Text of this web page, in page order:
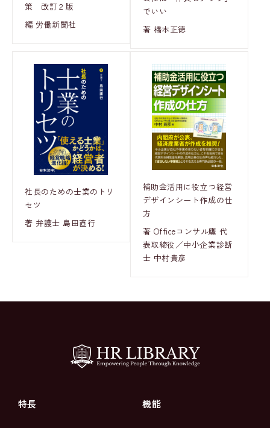
策 改訂２版
編 労働新聞社
でいい
著 橋本正徳
社長のための士業のトリ
セツ
著 弁護士 島田直行
補助金活用に役立つ経営
デザインシート作成の仕
方
著 Officeコンサル鷹 代
表取締役／中小企業診断
士 中村貴彦
特長 機能